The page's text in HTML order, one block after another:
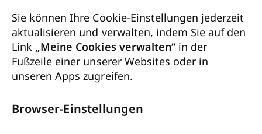
Sie können Ihre Cookie-Einstellungen jederzeit
aktualisieren und verwalten, indem Sie auf den
Link „Meine Cookies verwalten“in der
Fußzeile einer unserer Websites oder in
unseren Apps zugreifen.
Browser-Einstellungen